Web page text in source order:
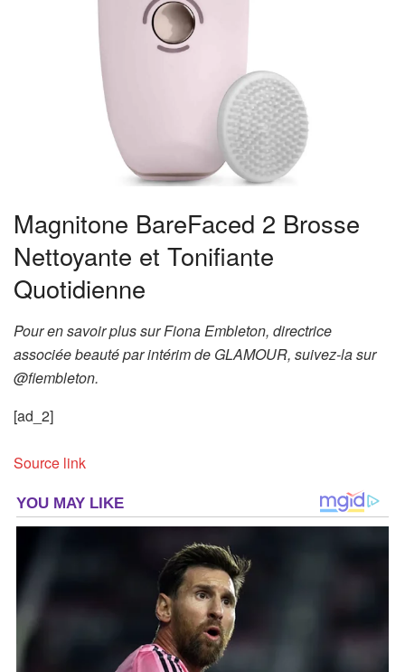
Magnitone BareFaced 2 Brosse
Nettoyante et Tonifiante
Quotidienne
Pour en savoir plus sur Fiona Embleton, directrice
associée beauté par intérim de GLAMOUR, suivez-la sur
@fiembleton.
[ad_2]
Source link